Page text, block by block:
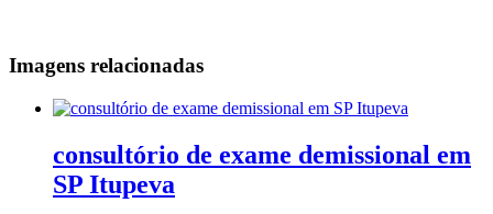
Imagens relacionadas
consultório de exame demissional em
SP Itupeva